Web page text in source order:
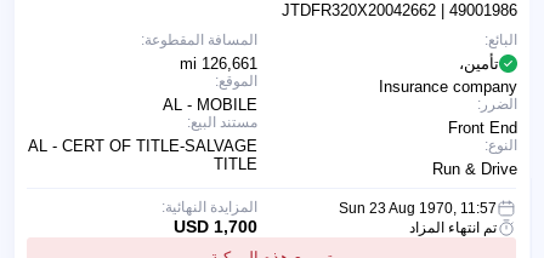
JTDFR320X20042662 | 49001986
المسافة المقطوعة:
126,661 mi
الموقع:
AL - MOBILE
مستند البيع:
AL - CERT OF TITLE-SALVAGE
TITLE
البائع:
تأمين،
Insurance company
الضرر:
Front End
النوع:
Run & Drive
Sun 23 Aug 1970, 11:57
تم انتهاء المزاد
المزايدة النهائية:
1,700 USD